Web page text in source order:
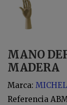
MANO
MADERA
Marca: MICHEL
Referencia